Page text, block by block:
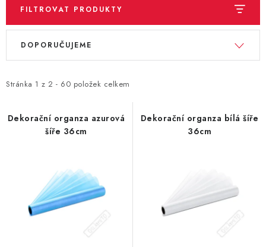
BLAHOPŘÁNÍ
BUBLIFUKY
DORTOVÉ SVÍČKY A OZDOBY
DÁRKOVÉ TAŠKY A SÁČKY
HELIUM NA BALÓNKY
LAMPIONY
FILTROVAT PRODUKTY
V
i
p
Stránka 1 z 2 - 60 položek celkem
Ř
e
í
DOPORUČUJEME
Dekorační organza azurová
šíře 36cm
Dekorační organza bílá šíře
36cm